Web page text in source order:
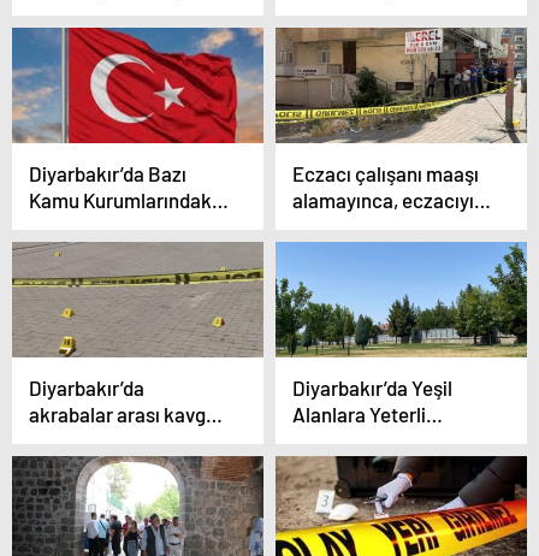
Diyarbakır’da anıldı
Diyarbakır’da Bazı
Kamu Kurumlarındaki
Durumu içler acısı…
Eczacı çalışanı maaşı
alamayınca, eczacıyı
Diyarbakır’da
akrabalar arası kavga:
Diyarbakır’da Yeşil
Alanlara Yeterli